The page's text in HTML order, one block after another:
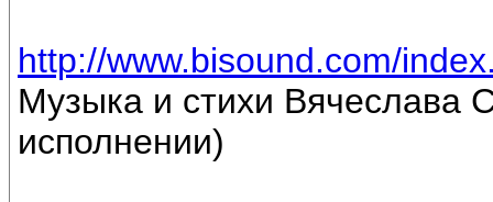
http://www.bisound.com/
Музыка и стихи Вячеслава
исполнении)